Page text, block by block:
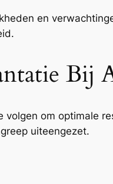
en
Bij
om optimale
uiteengezet.